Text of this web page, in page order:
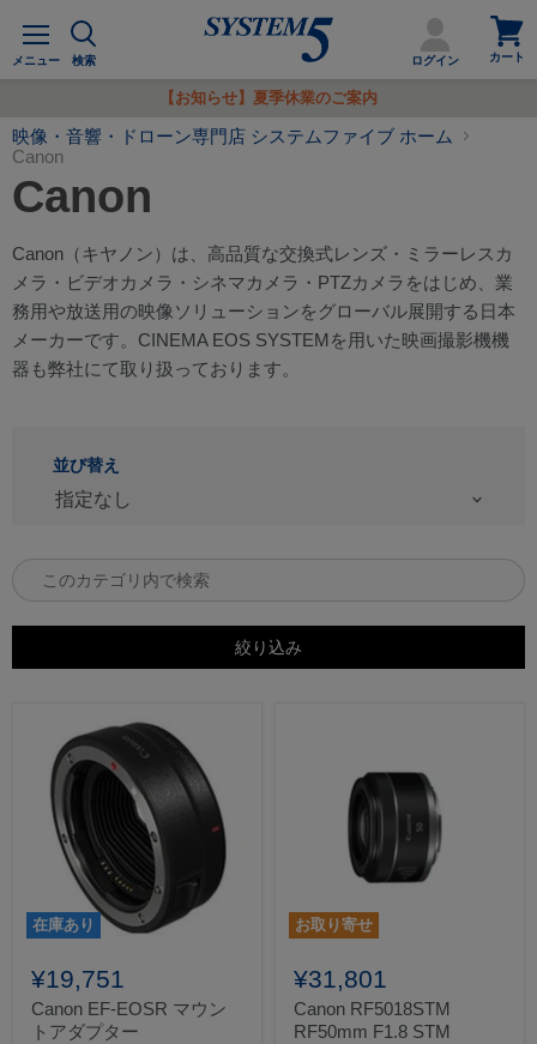
メ
ュ
メニュー 検索 ログイン
カ
ー
ト
を
カート
【お知らせ】夏季休業のご案内
映像・音響・ドローン専門店 システムファイブ ホーム
Canon
Canon
Canon（キヤノン）は、高品質な交換式レンズ・ミラーレスカ
メラ・ビデオカメラ・シネマカメラ・PTZカメラをはじめ、業
務用や放送用の映像ソリューションをグローバル展開する日本
メーカーです。CINEMA EOS SYSTEMを用いた映画撮影機機
器も弊社にて取り扱っております。
並び替え
絞り込み
在庫あり
¥19,751
Canon EF-EOSR マウン
トアダプター
お取り寄せ
¥31,801
Canon RF5018STM
RF50mm F1.8 STM